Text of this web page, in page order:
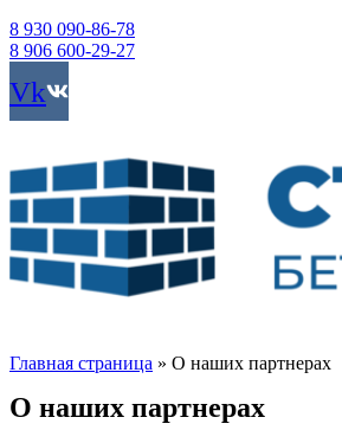
8 930 090-86-78
8 906 600-29-27
Vk
Главная страница » О наших партнерах
О наших партнерах